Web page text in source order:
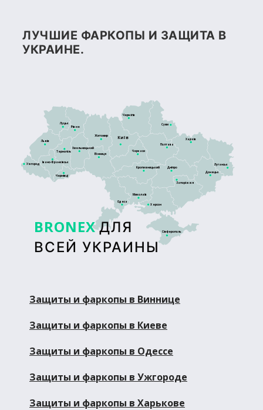
ЛУЧШИЕ ФАРКОПЫ И ЗАЩИТА В
УКРАИНЕ.
BRONEX ДЛЯ
ВСЕЙ УКРАИНЫ
Сімферополь
Луцьк
Київ
Житомир
Тернопіль
Рівне
Львів
Дніпро
Кропивницький
Харків
Полтава
Черкаси
Суми
Чернігів
Запоріжжя
Херсон
Донецьк
Луганськ
Ужгород
Чернівці
Вінниця
Хмельницький
Івано-Франківськ
Миколаїв
Одеса
Защиты и фаркопы в Виннице
Защиты и фаркопы в Киеве
Защиты и фаркопы в Одессе
Защиты и фаркопы в Ужгороде
Защиты и фаркопы в Харькове